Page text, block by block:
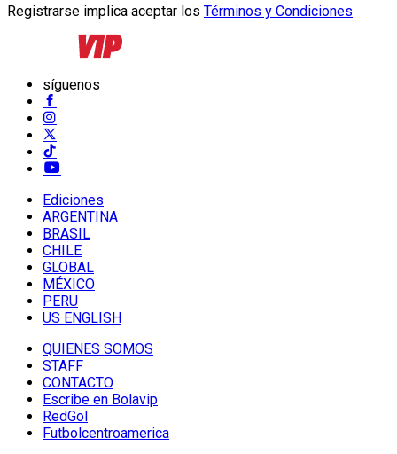
Registrarse implica aceptar los Términos y Condiciones
síguenos
Ediciones
ARGENTINA
BRASIL
CHILE
GLOBAL
MÉXICO
PERU
US ENGLISH
QUIENES SOMOS
STAFF
CONTACTO
Escribe en Bolavip
RedGol
Futbolcentroamerica